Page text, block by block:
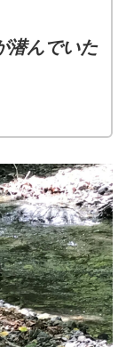
潜んでいた